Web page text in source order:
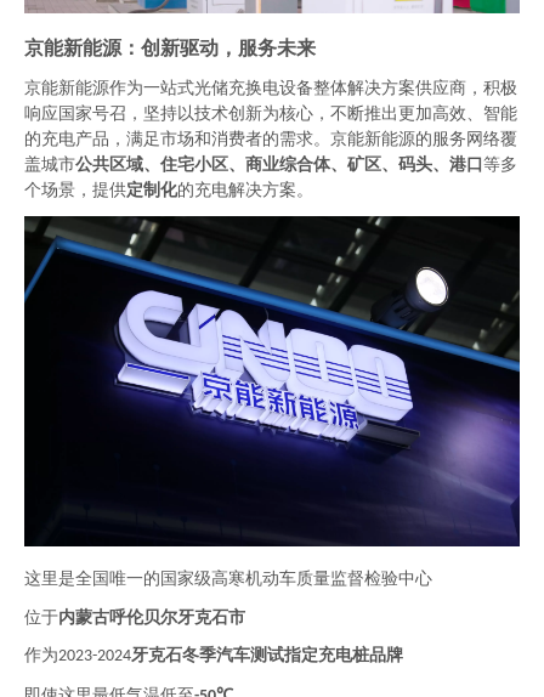
京能新能源：创新驱动，服务未来
京能新能源作为一站式光储充换电设备整体解决方案供应商，积极
响应国家号召，坚持以技术创新为核心，不断推出更加高效、智能
的充电产品，满足市场和消费者的需求。京能新能源的服务网络覆
盖城市公共区域、住宅小区、商业综合体、 矿区、码头、港口 等多
个场景，提供定制化的充电解决方案。
这里是全国唯一的国家级高寒机动车质量监督检验中心
位于内蒙古呼伦贝尔牙克石市
作为2023-2024牙克石冬季汽车测试指定充电桩品牌